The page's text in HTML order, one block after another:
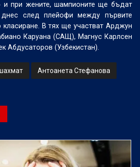
и при жените, шампионите ще бъдат
днес след плейофи между първите
класиране. В тях ще участват Арджун
Каруана (САЩ), Магнус Карлсен
Абдусаторов (Узбекистан).
Антоанета Стефанова